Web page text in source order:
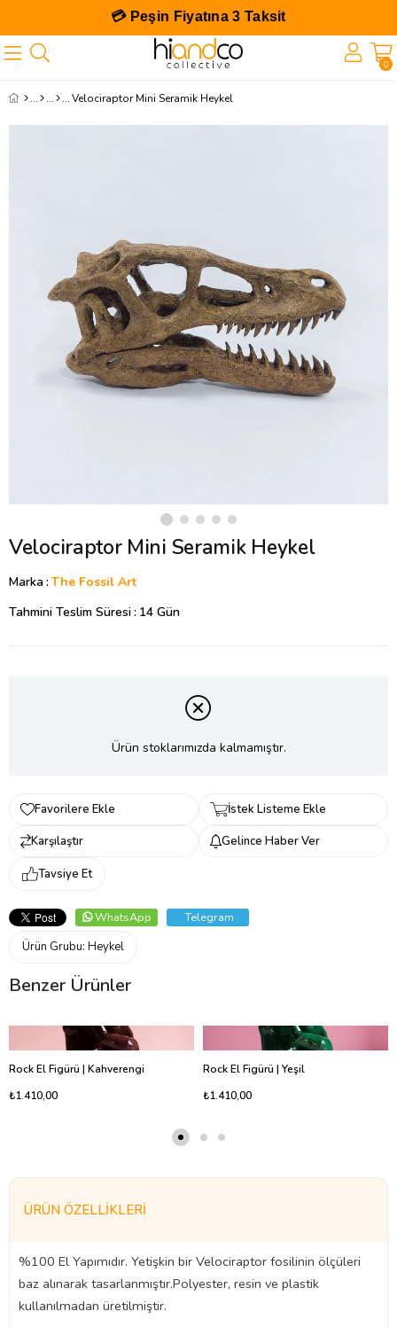
💳 Peşin Fiyatına 3 Taksit
0
Velociraptor Mini Seramik Heykel
Velociraptor Mini Seramik Heykel
Marka: The Fossil Art
Tahmini Teslim Süresi: 14 Gün
Ürün stoklarımızda kalmamıştır.
Favorilere Ekle
İstek Listeme Ekle
Karşılaştır
Gelince Haber Ver
Tavsiye Et
WhatsApp
Telegram
Ürün Grubu: Heykel
Benzer Ürünler
Rock El Figürü | Kahverengi
₺1.410,00
Rock El Figürü | Yeşil
₺1.410,00
ÜRÜN ÖZELLIKLERI
%100 El Yapımıdır. Yetişkin bir Velociraptor fosilinin ölçüleri
baz alınarak tasarlanmıştır.Polyester, resin ve plastik
kullanılmadan üretilmiştir.